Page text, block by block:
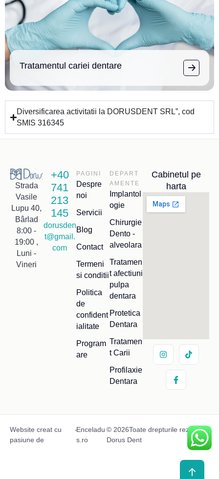
Tratamentul cariei dentare
Diversificarea activitatii la DORUSDENT SRL”, cod
SMIS 316345
Strada
Vasile
Lupu 40,
Bârlad
8:00 -
19:00 ,
Luni -
Vineri
+40
741
213
145
dorusden
t@gmail.
com
PAGINI
Despre
noi
Servicii
Blog
Contact
Termeni
si conditii
Politica
de
confident
ialitate
Program
are
DEPART
AMENTE
Implantol
ogie
Chirurgie
Dento -
alveolara
Tratamen
t afectiuni
pulpa
dentara
Protetica
Dentara
Tratamen
t Carii
Profilaxie
Dentara
Cabinetul pe
harta
Website creat cu
pasiune de
-Enceladu
s.ro
© 2026Toate drepturile rezervate
Dorus Dent